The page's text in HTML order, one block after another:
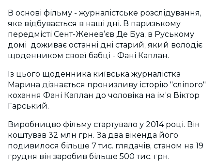
В основі фільму - журналістське розслідування,
яке відбувається в наші дні. В паризькому
передмісті Сент-Женев’єв Де Буа, в Руському
домі доживає останні дні старий, який володіє
щоденником своеї бабці - Фані Каплан.
Із цього щоденника київська журналістка
Марина дізнається пронизливу історію "сліпого"
кохання Фані Каплан до чоловіка на ім’я Віктор
Гарський.
Виробницво фільму стартувало у 2014 році. Він
коштував 32 млн грн. За два вікенда його
подивилося більше 7 тис. глядачів, станом на 19
грудня він заробив більше 500 тис. грн.